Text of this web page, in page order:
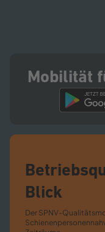
Mobilität
Blick
Der SPNV-​